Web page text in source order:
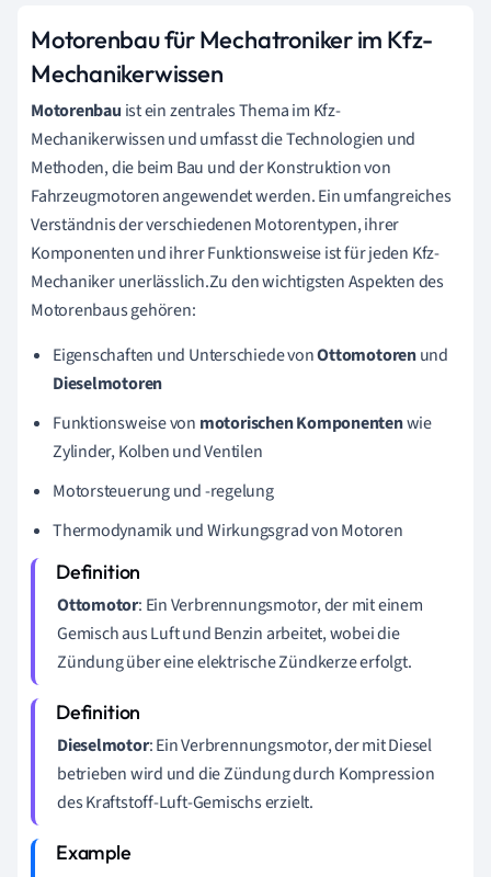
Motorenbau für Mechatroniker im Kfz-
Mechanikerwissen
Motorenbau ist ein zentrales Thema im Kfz-
Mechanikerwissen und umfasst die Technologien und
Methoden, die beim Bau und der Konstruktion von
Fahrzeugmotoren angewendet werden. Ein umfangreiches
Verständnis der verschiedenen Motorentypen, ihrer
Komponenten und ihrer Funktionsweise ist für jeden Kfz-
Mechaniker unerlässlich.Zu den wichtigsten Aspekten des
Motorenbaus gehören:
Eigenschaften und Unterschiede vonOttomotorenund
Dieselmotoren
Funktionsweise von motorischen Komponentenwie
Zylinder, Kolben und Ventilen
Motorsteuerung und -regelung
Thermodynamik und Wirkungsgrad von Motoren
Ottomotor: Ein Verbrennungsmotor, der mit einem
Gemisch aus Luft und Benzin arbeitet, wobei die
Zündung über eine elektrische Zündkerze erfolgt.
Dieselmotor: Ein Verbrennungsmotor, der mit Diesel
betrieben wird und die Zündung durch Kompression
des Kraftstoff-Luft-Gemischs erzielt.